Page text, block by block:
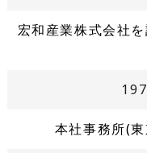
宏和産業株式会社
本社事務所(